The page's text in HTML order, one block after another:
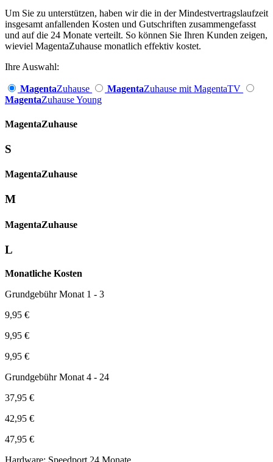
Um Sie zu unterstützen, haben wir die in der Mindestvertragslaufzeit
insgesamt anfallenden Kosten und Gutschriften zusammengefasst
und auf die 24 Monate verteilt. So können Sie Ihren Kunden zeigen,
wieviel MagentaZuhause monatlich effektiv kostet.
Ihre Auswahl:
MagentaZuhause MagentaZuhause mit MagentaTV
MagentaZuhause Young
Magenta­Zuhause
S
Magenta­Zuhause
M
Magenta­Zuhause
L
Monatliche Kosten
Grundgebühr Monat 1 - 3
9,95 €
9,95 €
9,95 €
Grundgebühr Monat 4 - 24
37,95 €
42,95 €
47,95 €
Hardware: Speedport 24 Monate